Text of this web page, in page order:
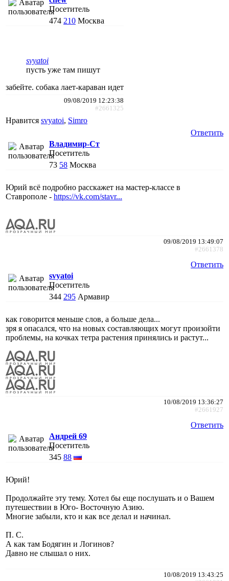
Посетитель
474 210 Москва
svyatoi
пусть уже там пишут
забейте. собака лает-караван идет
09/08/2019 12:23:38
#2661325
Нравится svyatoi, Simro
Ответить
Владимир-Ст
Посетитель
73 58 Москва
Юрий всё подробно расскажет на мастер-классе в
Ставрополе - https://vk.com/stavr...
09/08/2019 13:49:07
#2661378
Ответить
svyatoi
Посетитель
344 295 Армавир
как говорится меньше слов, а больше дела...
зря я опасался, что на новых составляющих могут произойти
проблемы, на кочках тетра растения принялись и растут...
10/08/2019 13:36:27
#2661927
Ответить
Андрей 69
Посетитель
345 88
Юрий!
Продолжайте эту тему. Хотел бы еще послушать и о Вашем
путешествии в Юго- Восточную Азию.
Многие забыли, кто и как все делал и начинал.
П. С.
А как там Бодягин и Логинов?
Давно не слышал о них.
10/08/2019 13:43:25